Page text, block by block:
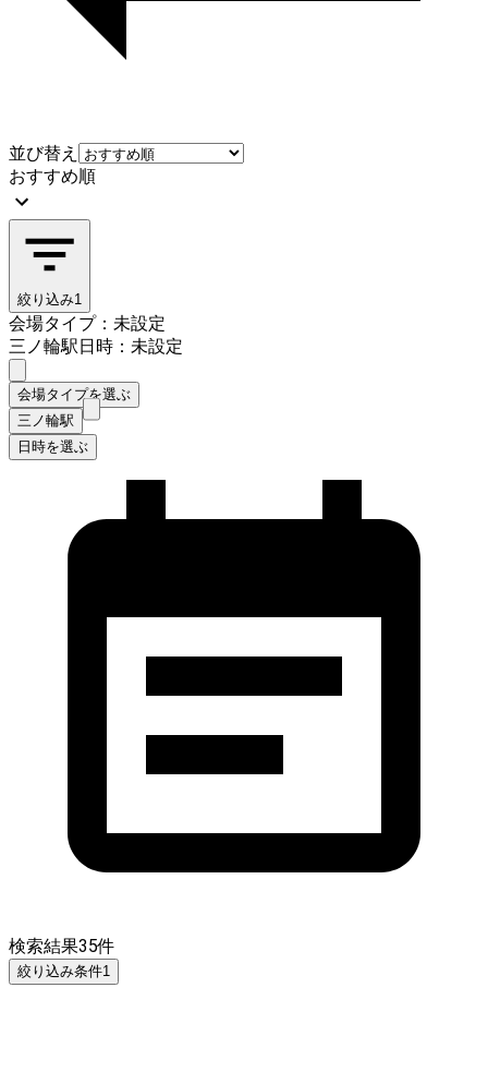
並び替え
おすすめ順
絞り込み1
会場タイプ：未設定
三ノ輪駅日時：未設定
会場タイプを選ぶ
三ノ輪駅
日時を選ぶ
検索結果35件
絞り込み条件1